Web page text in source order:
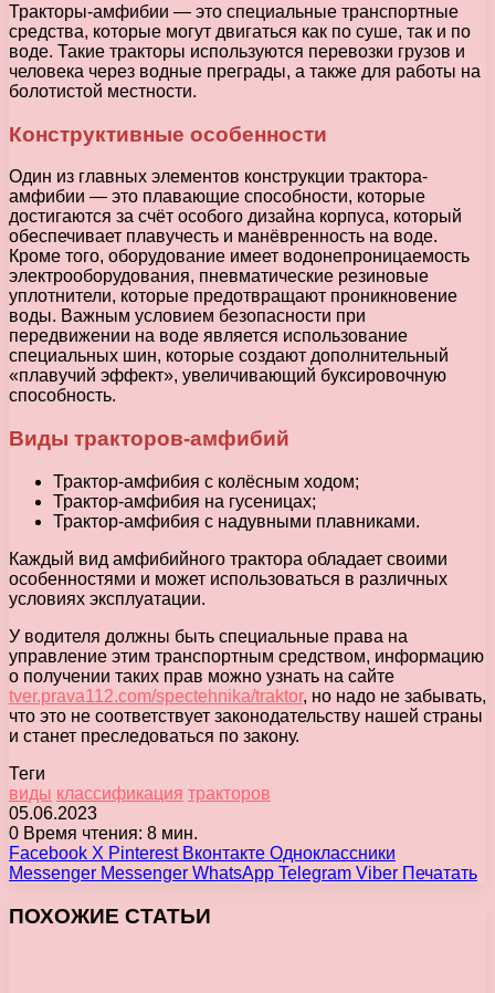
Тракторы-амфибии — это специальные транспортные
средства, которые могут двигаться как по суше, так и по
воде. Такие тракторы используются перевозки грузов и
человека через водные преграды, а также для работы на
болотистой местности.
Конструктивные особенности
Один из главных элементов конструкции трактора-
амфибии — это плавающие способности, которые
достигаются за счёт особого дизайна корпуса, который
обеспечивает плавучесть и манёвренность на воде.
Кроме того, оборудование имеет водонепроницаемость
электрооборудования, пневматические резиновые
уплотнители, которые предотвращают проникновение
воды. Важным условием безопасности при
передвижении на воде является использование
специальных шин, которые создают дополнительный
«плавучий эффект», увеличивающий буксировочную
способность.
Виды тракторов-амфибий
Трактор-амфибия с колёсным ходом;
Трактор-амфибия на гусеницах;
Трактор-амфибия с надувными плавниками.
Каждый вид амфибийного трактора обладает своими
особенностями и может использоваться в различных
условиях эксплуатации.
У водителя должны быть специальные права на
управление этим транспортным средством, информацию
о получении таких прав можно узнать на сайте
tver.prava112.com/spectehnika/traktor, но надо не забывать,
что это не соответствует законодательству нашей страны
и станет преследоваться по закону.
Теги
виды классификация тракторов
05.06.2023
0 Время чтения: 8 мин.
Facebook X Pinterest Вконтакте Одноклассники
Messenger Messenger WhatsApp Telegram Viber Печатать
ПОХОЖИЕ СТАТЬИ